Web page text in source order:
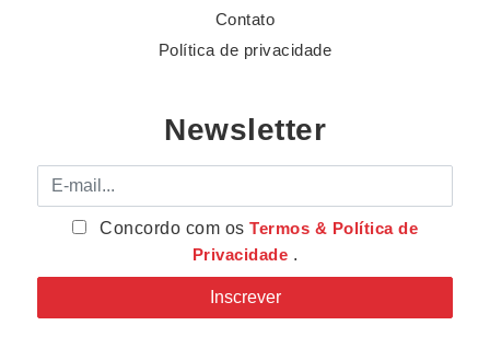
Contato
Política de privacidade
Newsletter
E-mail
Concordo com osTermos & Política de
Privacidade .